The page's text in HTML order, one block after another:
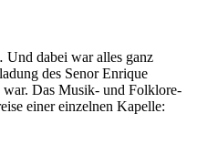
Und dabei war alles ganz
des Senor Enrique
war. Das Musik- und Folklore-
einer einzelnen Kapelle: